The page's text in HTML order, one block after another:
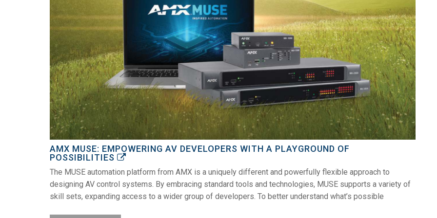
AMX MUSE: EMPOWERING AV DEVELOPERS WITH A PLAYGROUND OF
POSSIBILITIES
The MUSE automation platform from AMX is a uniquely different and powerfully flexible approach to
designing AV control systems. By embracing standard tools and technologies, MUSE supports a variety of
skill sets, expanding access to a wider group of developers. To better understand what’s possible